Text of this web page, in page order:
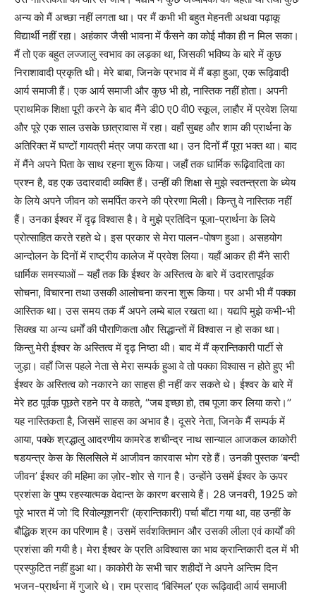
अन्य को मैं अच्छा नहीं लगता था। पर मैं कभी भी बहुत मेहनती अथवा पढ़ाकू
विद्यार्थी नहीं रहा। अहंकार जैसी भावना में फँसने का कोई मौका ही न मिल सका।
मैं तो एक बहुत लज्जालु स्वभाव का लड़का था, जिसकी भविष्य के बारे में कुछ
निराशावादी प्रकृति थी। मेरे बाबा, जिनके प्रभाव में मैं बड़ा हुआ, एक रूढ़िवादी
आर्य समाजी हैं। एक आर्य समाजी और कुछ भी हो, नास्तिक नहीं होता। अपनी
प्राथमिक शिक्षा पूरी करने के बाद मैंने डी0 ए0 वी0 स्कूल, लाहौर में प्रवेश लिया
और पूरे एक साल उसके छात्रावास में रहा। वहाँ सुबह और शाम की प्रार्थना के
अतिरिक्त में घण्टों गायत्री मंत्र जपा करता था। उन दिनों मैं पूरा भक्त था। बाद
में मैंने अपने पिता के साथ रहना शुरू किया। जहाँ तक धार्मिक रूढ़िवादिता का
प्रश्न है, वह एक उदारवादी व्यक्ति हैं। उन्हीं की शिक्षा से मुझे स्वतन्त्रता के ध्येय
के लिये अपने जीवन को समर्पित करने की प्रेरणा मिली। किन्तु वे नास्तिक नहीं
हैं। उनका ईश्वर में दृढ़ विश्वास है। वे मुझे प्रतिदिन पूजा-प्रार्थना के लिये
प्रोत्साहित करते रहते थे। इस प्रकार से मेरा पालन-पोषण हुआ। असहयोग
आन्दोलन के दिनों में राष्ट्रीय कालेज में प्रवेश लिया। यहाँ आकर ही मैंने सारी
धार्मिक समस्याओं – यहाँ तक कि ईश्वर के अस्तित्व के बारे में उदारतापूर्वक
सोचना, विचारना तथा उसकी आलोचना करना शुरू किया। पर अभी भी मैं पक्का
आस्तिक था। उस समय तक मैं अपने लम्बे बाल रखता था। यद्यपि मुझे कभी-भी
सिक्ख या अन्य धर्मों की पौराणिकता और सिद्धान्तों में विश्वास न हो सका था।
किन्तु मेरी ईश्वर के अस्तित्व में दृढ़ निष्ठा थी। बाद में मैं क्रान्तिकारी पार्टी से
जुड़ा। वहाँ जिस पहले नेता से मेरा सम्पर्क हुआ वे तो पक्का विश्वास न होते हुए भी
ईश्वर के अस्तित्व को नकारने का साहस ही नहीं कर सकते थे। ईश्वर के बारे में
मेरे हठ पूर्वक पूछते रहने पर वे कहते, ‘’जब इच्छा हो, तब पूजा कर लिया करो।’’
यह नास्तिकता है, जिसमें साहस का अभाव है। दूसरे नेता, जिनके मैं सम्पर्क में
आया, पक्के श्रद्धालु आदरणीय कामरेड शचीन्द्र नाथ सान्याल आजकल काकोरी
षडयन्त्र केस के सिलसिले में आजीवन कारवास भोग रहे हैं। उनकी पुस्तक ‘बन्दी
जीवन’ ईश्वर की महिमा का ज़ोर-शोर से गान है। उन्होंने उसमें ईश्वर के ऊपर
प्रशंसा के पुष्प रहस्यात्मक वेदान्त के कारण बरसाये हैं। 28 जनवरी, 1925 को
पूरे भारत में जो ‘दि रिवोल्यूशनरी’ (क्रान्तिकारी) पर्चा बाँटा गया था, वह उन्हीं के
बौद्धिक श्रम का परिणाम है। उसमें सर्वशक्तिमान और उसकी लीला एवं कार्यों की
प्रशंसा की गयी है। मेरा ईश्वर के प्रति अविश्वास का भाव क्रान्तिकारी दल में भी
प्रस्फुटित नहीं हुआ था। काकोरी के सभी चार शहीदों ने अपने अन्तिम दिन
भजन-प्रार्थना में गुजारे थे। राम प्रसाद ‘बिस्मिल’ एक रूढ़िवादी आर्य समाजी